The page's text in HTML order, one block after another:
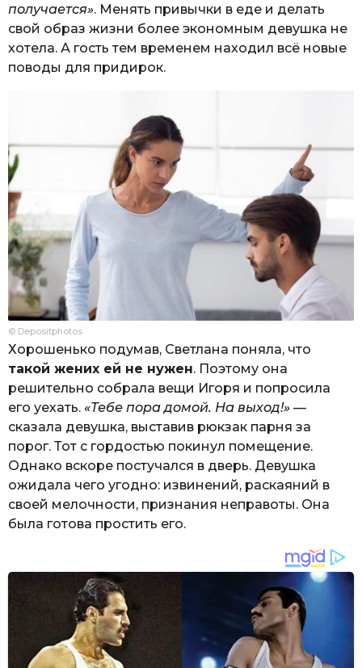
получается». Менять привычки в еде и делать
свой образ жизни более экономным девушка не
хотела. А гость тем временем находил всё новые
поводы для придирок.
© Depositphotos
Хорошенько подумав, Светлана поняла, что
такой жених ей не нужен. Поэтому она
решительно собрала вещи Игоря и попросила
его уехать. «Тебе пора домой. На выход!» —
сказала девушка, выставив рюкзак парня за
порог. Тот с гордостью покинул помещение.
Однако вскоре постучался в дверь. Девушка
ожидала чего угодно: извинений, раскаяний в
своей мелочности, признания неправоты. Она
была готова простить его.